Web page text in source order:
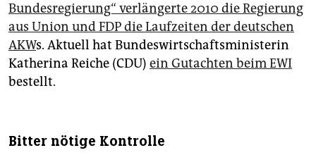
Bundesregierung“ verlängerte 2010 die Regierung
aus Union und FDP die Laufzeiten der deutschen
AKWs. Aktuell hat Bundeswirtschaftsministerin
Katherina Reiche (CDU) ein Gutachten beim EWI
bestellt.
Bitter nötige Kontrolle